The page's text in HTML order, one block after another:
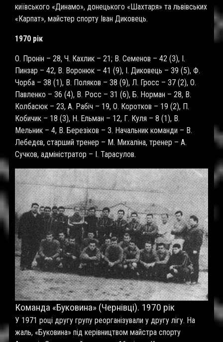
київського «Динамо», донецького «Шахтаря» та львівських
«Карпат», майстер спорту Іван Диковець.
1970 рік
О. Пронін – 28, Ч. Кахлик – 21; В. Семенов – 42 (3), І.
Пинзар – 42, В. Воронюк – 41 (9), І. Диковець – 39 (5), Ф.
Чорба – 38 (1), В. Поляков – 38 (9), Л. Гросс – 37 (2), О.
Павленко – 36 (4), В. Росс – 31 (6), Б. Норман – 28, В.
Колбасюк – 23, А. Рабіч – 19, О. Коротков – 19 (2), П.
Кобичик – 18 (3), Н. Ельман – 12, Г. Куля – 8 (1), В.
Мельник – 4, В. Березіков – 3. Начальник команди – В.
Лебедєв, старший тренер – М. Михаліна, тренер – А.
Сучков, адміністратор – І. Тарасулов.
Команда «Буковина» (Чернівці). 1970 рік
У 1971 році другу групу реорганізували у другу лігу. На
жаль, «Буковина» під керівництвом майстра спорту